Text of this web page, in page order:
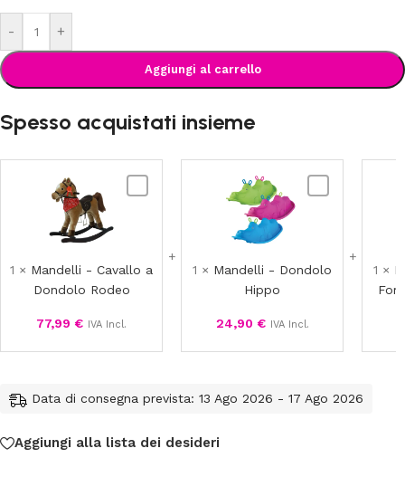
- +
Aggiungi al carrello
Spesso acquistati insieme
Dondolo
1 × Mandelli - Cavallo a
Dondolo Rodeo
77,99 € IVA Incl.
1 × Mandelli - Dondolo
Hippo
24,90 € IVA Incl.
1 ×
Data di consegna prevista: 13 Ago 2026 - 17 Ago 2026
Aggiungi alla lista dei desideri